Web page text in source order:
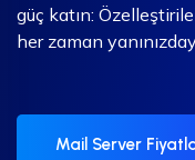
güç katın:
her zaman
Mail Server